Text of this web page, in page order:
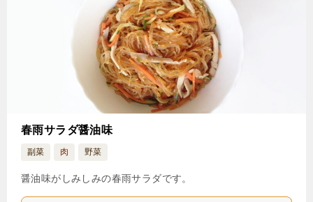
春雨サラダ醤油味
副菜 肉 野菜
醤油味がしみしみの春雨サラダです。